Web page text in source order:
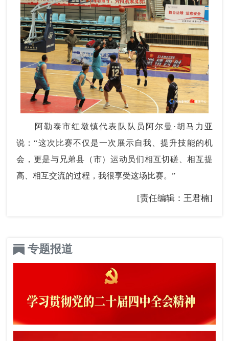
阿勒泰市红墩镇代表队队员阿尔曼·胡马力亚
说：“这次比赛不仅是一次展示自我、提升技能的机
会，更是与兄弟县（市）运动员们相互切磋、相互提
高、相互交流的过程，我很享受这场比赛。”
[责任编辑：王君楠]
专题报道